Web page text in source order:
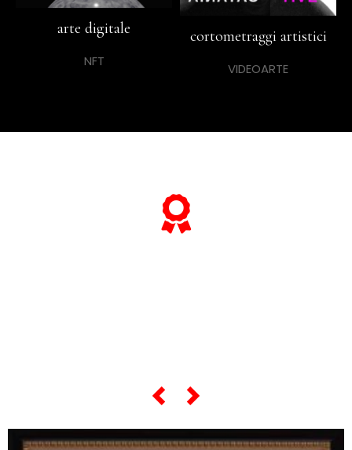
arte digitale
NFT
cortometraggi artistici
VIDEOARTE